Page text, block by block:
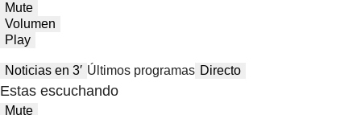
Mute
Volumen
Play
Noticias en 3′ Últimos programas Directo
Estas escuchando
Mute